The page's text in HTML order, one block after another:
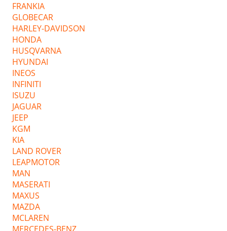
FRANKIA
GLOBECAR
HARLEY-DAVIDSON
HONDA
HUSQVARNA
HYUNDAI
INEOS
INFINITI
ISUZU
JAGUAR
JEEP
KGM
KIA
LAND ROVER
LEAPMOTOR
MAN
MASERATI
MAXUS
MAZDA
MCLAREN